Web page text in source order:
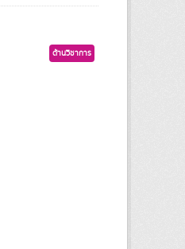
ด้านวิชาการ